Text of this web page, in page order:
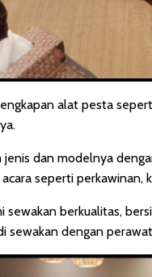
alat pesta
dan modelnya
seperti perkawinan,
sewakan berkualitas,
sewakan dengan